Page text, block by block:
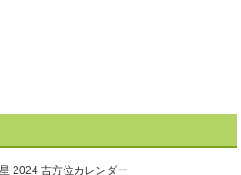
2024 吉方位カレンダー